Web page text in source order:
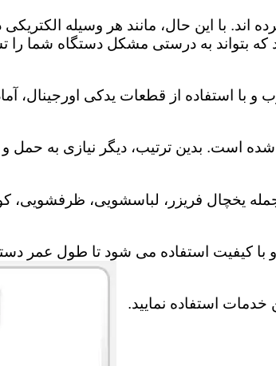
اند. با این حال، مانند هر وسیله
بتواند به درستی مشکل دستگاه شما را
با استفاده از قطعات یدکی اورجینال،
است. بدین ترتیب، دیگر نیازی به حمل
یخچال فریزر، لباسشویی، ظرفشویی،
کیفیت استفاده می شود تا طول عمر
استفاده نمایید.